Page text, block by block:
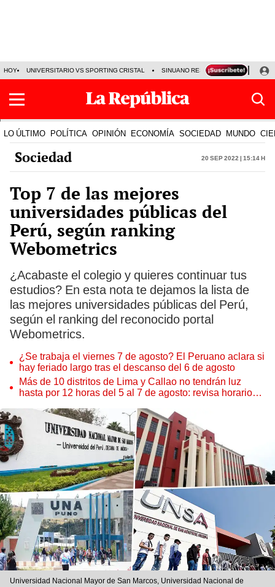
HOY UNIVERSITARIO VS SPORTING CRISTAL SINUANO RESULTADOS HOY
LO ÚLTIMO POLÍTICA OPINIÓN ECONOMÍA SOCIEDAD MUNDO
Sociedad 20 Sep 2022 | 15:14 h
Top 7 de las mejores
universidades públicas del
Perú, según ranking
Webometrics
¿Acabaste el colegio y quieres continuar tus
estudios? En esta nota te dejamos la lista de
las mejores universidades públicas del Perú,
según el ranking del reconocido portal
Webometrics.
¿Se trabaja el viernes 7 de agosto? El Peruano aclara si
hay feriado largo tras el descanso del 6 de agosto
Más de 10 distritos de Lima y Callao no tendrán luz
hasta por 12 horas del 5 al 7 de agosto: revisa horarios y
Universidad Nacional Mayor de San Marcos, Universidad Nacional de